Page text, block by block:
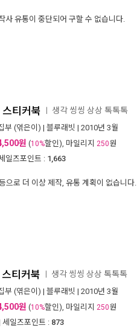
사 유통이 중단되어 구할 수 없습니다.
티커북 생각 씽씽 상상 톡톡톡
부 (엮은이) | 블루래빗 | 2010년 3월
원 (10%할인), 마일리지 250원
일즈포인트 : 1,663
으로 더 이상 제작, 유통 계획이 없습니다.
티커북 생각 씽씽 상상 톡톡톡
부 (엮은이) | 블루래빗 | 2010년 3월
원 (10%할인), 마일리지 250원
세일즈포인트 : 873